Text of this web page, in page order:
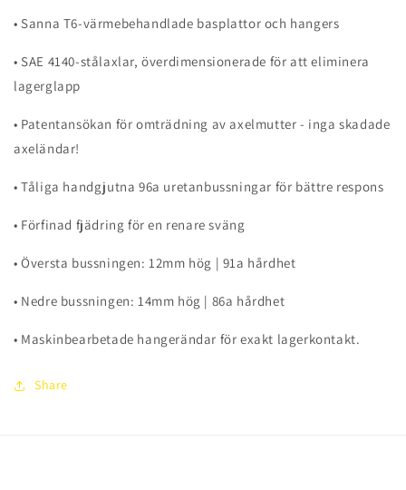
• Sanna T6-värmebehandlade basplattor och hangers
• SAE 4140-stålaxlar, överdimensionerade för att eliminera
lagerglapp
• Patentansökan för omträdning av axelmutter - inga skadade
axeländar!
• Tåliga handgjutna 96a uretanbussningar för bättre respons
• Förfinad fjädring för en renare sväng
• Översta bussningen: 12mm hög | 91a hårdhet
• Nedre bussningen: 14mm hög | 86a hårdhet
• Maskinbearbetade hangerändar för exakt lagerkontakt.
Share